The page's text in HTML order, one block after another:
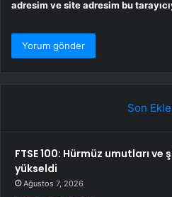
adresim ve site adresim bu
Son
FTSE 100: Hürmüz umutları
yükseldi
Ağustos 7, 2026